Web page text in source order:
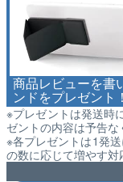
商品レビューを書
ンドをプレゼント！
※プレゼントは発送時
ゼントの内容は予告な
※各プレゼントは1発
の数に応じて増やす対